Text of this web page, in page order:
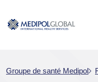
Groupe de santé Medipol